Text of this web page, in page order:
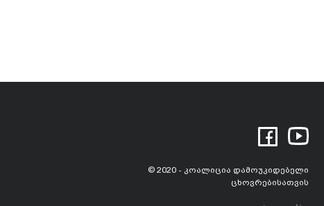
© 2020 - კოალიცია დამოუკიდებელი
ცხოვრებისათვის